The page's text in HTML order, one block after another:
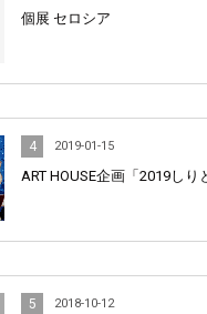
個展 セロシア
4 2019-01-15
ART HOUSE企画「2019しり
5 2018-10-12